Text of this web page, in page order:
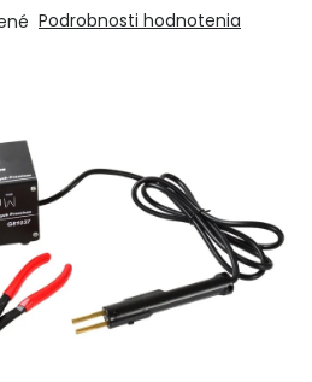
pre deti
pomôcky
Podrobnosti hodnotenia